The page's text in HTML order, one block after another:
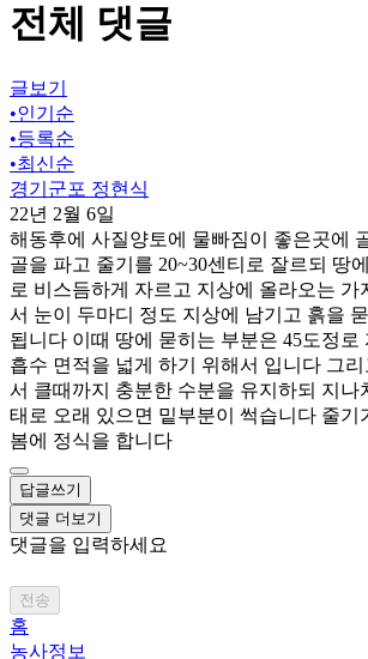
전체 댓글
글보기
•인기순
•등록순
•최신순
경기군포 정현식
22년 2월 6일
해동후에 사질양토에 물빠짐이 좋은곳에
골을 파고 줄기를 20~30센티로 잘르되 땅
로 비스듬하게 자르고 지상에 올라오는 가
서 눈이 두마디 정도 지상에 남기고 흙을
됩니다 이때 땅에 묻히는 부분은 45도정로
흡수 면적을 넓게 하기 위해서 입니다 그
서 클때까지 충분한 수분을 유지하되 지나
태로 오래 있으면 밑부분이 썩습니다 줄기
봄에 정식을 합니다
답글쓰기
댓글 더보기
댓글을 입력하세요
전송
홈
농사정보